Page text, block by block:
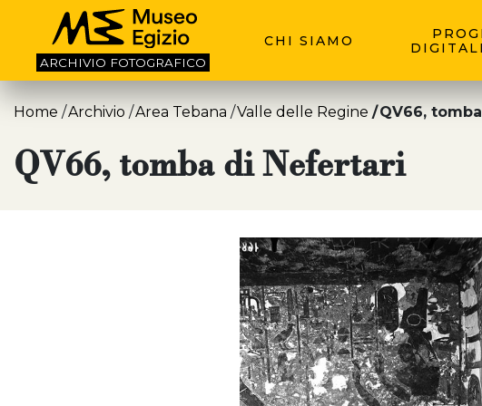
ARCHIVIO FOTOGRAFICO
CHI SIAMO
Home Archivio Area Tebana Valle delle Regine QV66,
QV66, tomba di Nefertari